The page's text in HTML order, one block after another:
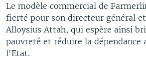
Le modèle commercial de
fierté pour son directeur général
Alloysius Attah, qui espère ainsi
pauvreté et réduire la dépendance
l'Etat.